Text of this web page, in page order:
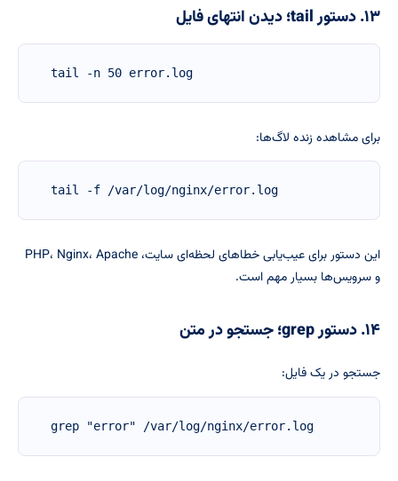
۱۳. دستور tail؛ دیدن انتهای فایل
tail -n 50 error.log
برای مشاهده زنده لاگ‌ها:
tail -f /var/log/nginx/error.log
این دستور برای عیب‌یابی خطاهای لحظه‌ای سایت، PHP، Nginx، Apache
و سرویس‌ها بسیار مهم است.
۱۴. دستور grep؛ جستجو در متن
جستجو در یک فایل:
grep "error" /var/log/nginx/error.log